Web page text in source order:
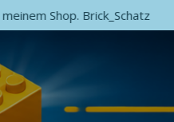
Shop. Brick_Schatz